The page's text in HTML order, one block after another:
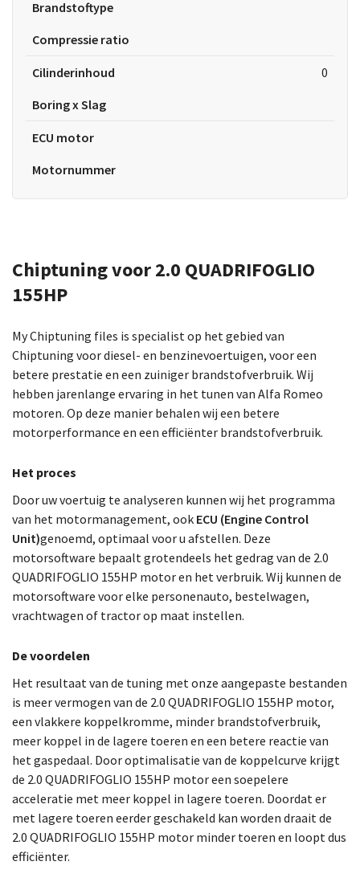
Brandstoftype
Compressie ratio
Cilinderinhoud
0
Boring x Slag
ECU motor
Motornummer
Chiptuning voor 2.0 QUADRIFOGLIO
155HP
My Chiptuning files is specialist op het gebied van
Chiptuning voor diesel- en benzinevoertuigen, voor een
betere prestatie en een zuiniger brandstofverbruik. Wij
hebben jarenlange ervaring in het tunen van Alfa Romeo
motoren. Op deze manier behalen wij een betere
motorperformance en een efficiënter brandstofverbruik.
Het proces
Door uw voertuig te analyseren kunnen wij het programma
van het motormanagement, ook ECU (Engine Control
Unit)genoemd, optimaal voor u afstellen. Deze
motorsoftware bepaalt grotendeels het gedrag van de 2.0
QUADRIFOGLIO 155HP motor en het verbruik. Wij kunnen de
motorsoftware voor elke personenauto, bestelwagen,
vrachtwagen of tractor op maat instellen.
De voordelen
Het resultaat van de tuning met onze aangepaste bestanden
is meer vermogen van de 2.0 QUADRIFOGLIO 155HP motor,
een vlakkere koppelkromme, minder brandstofverbruik,
meer koppel in de lagere toeren en een betere reactie van
het gaspedaal. Door optimalisatie van de koppelcurve krijgt
de 2.0 QUADRIFOGLIO 155HP motor een soepelere
acceleratie met meer koppel in lagere toeren. Doordat er
met lagere toeren eerder geschakeld kan worden draait de
2.0 QUADRIFOGLIO 155HP motor minder toeren en loopt dus
efficiënter.